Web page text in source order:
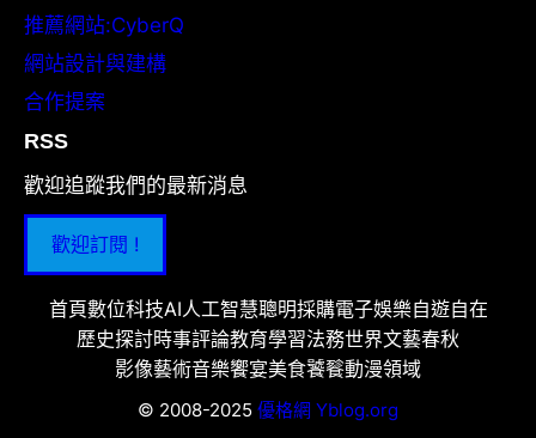
推薦網站:CyberQ
網站設計與建構
合作提案
RSS
歡迎追蹤我們的最新消息
歡迎訂閱 !
首頁數位科技AI人工智慧聰明採購電子娛樂自遊自在
歷史探討時事評論教育學習法務世界文藝春秋
影像藝術音樂饗宴美食饕餮動漫領域
© 2008-2025 優格網 Yblog.org